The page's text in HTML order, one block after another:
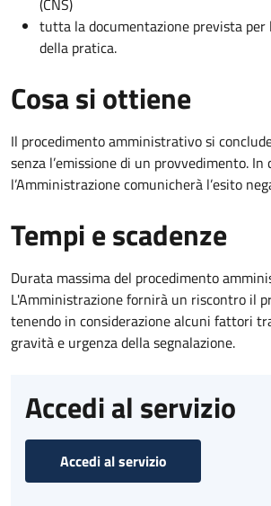
(CNS)
tutta la documentazione prevista per
della pratica.
Cosa si ottiene
Il procedimento amministrativo si
senza l’emissione di un provvedimento. In
l’Amministrazione comunicherà l’esito
Tempi e scadenze
Durata massima del procedimento
L'Amministrazione fornirà un riscontro il
tenendo in considerazione alcuni fattori
gravità e urgenza della segnalazione.
Accedi al servizio
Accedi al servizio